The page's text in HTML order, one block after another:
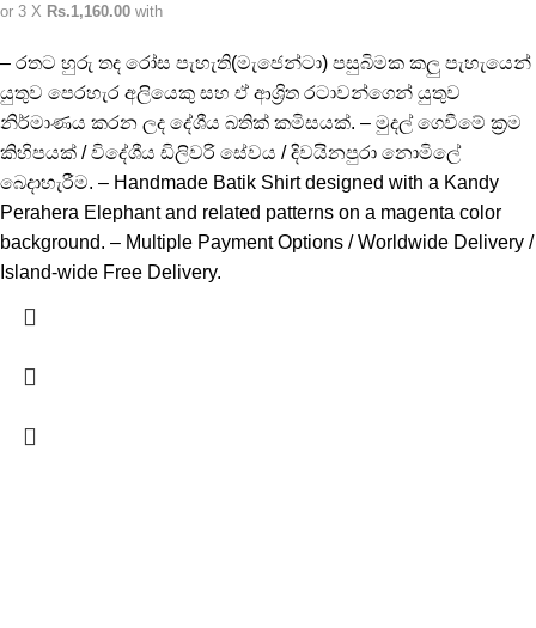
or 3 X Rs.1,160.00 with
– රතට හුරු තද රෝස පැහැති(මැජෙන්ටා) පසුබිමක කලු පැහැයෙන්
යුතුව පෙරහැර අලියෙකු සහ ඒ ආශ්‍රිත රටාවන්ගෙන් යුතුව
නිර්මාණය කරන ලද දේශීය බතික් කමිසයක්. – මුදල් ගෙවීමේ ක්‍රම
කිහිපයක් / විදේශීය ඩිලිවරි සේවය / දිවයිනපුරා නොමිලේ
බෙදාහැරීම. – Handmade Batik Shirt designed with a Kandy
Perahera Elephant and related patterns on a magenta color
background. – Multiple Payment Options / Worldwide Delivery /
Island-wide Free Delivery.